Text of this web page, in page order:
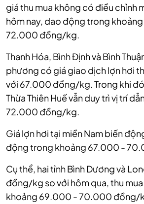
giá thu mua không có điều chỉnh
hôm nay, dao động trong
72.000 đồng/kg.
Thanh Hóa, Bình Định và Bình
phương có giá giao dịch lợn hơi
với 67.000 đồng/kg. Trong khi
Thừa Thiên Huế vẫn duy trì vị trí
72.000 đồng/kg.
Giá lợn hơi tại miền Nam biến
động trong khoảng 67.000 -
Cụ thể, hai tỉnh Bình Dương và
đồng/kg so với hôm qua, thu
khoảng 69.000 - 70.000 đồng/